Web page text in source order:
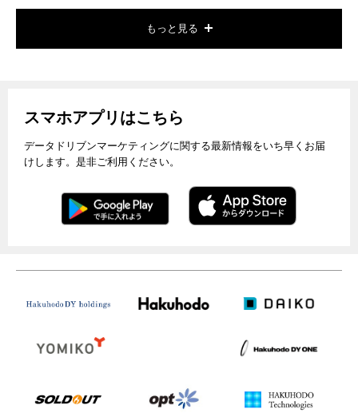
もっと見る
スマホアプリはこちら
データドリブンマーケティングに関する最新情報をいち早くお届
けします。是非ご利用ください。